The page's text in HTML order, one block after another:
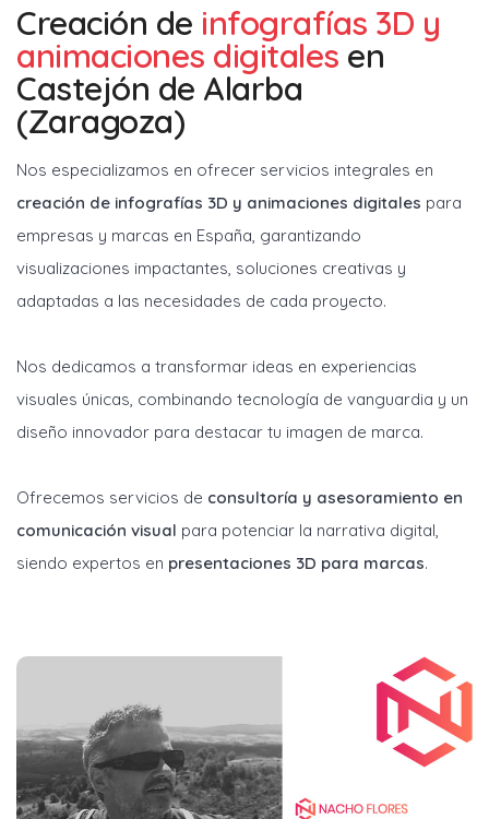
Creación de infografías 3D y
animaciones digitales en
Castejón de Alarba
(Zaragoza)
Nos especializamos en ofrecer servicios integrales en
creación de infografías 3D y animaciones digitales para
empresas y marcas en España, garantizando
visualizaciones impactantes, soluciones creativas y
adaptadas a las necesidades de cada proyecto.
Nos dedicamos a transformar ideas en experiencias
visuales únicas, combinando tecnología de vanguardia y un
diseño innovador para destacar tu imagen de marca.
Ofrecemos servicios de consultoría y asesoramiento en
comunicación visual para potenciar la narrativa digital,
siendo expertos en presentaciones 3D para marcas.